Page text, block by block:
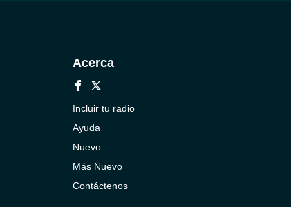
Acerca
Incluir tu radio
Ayuda
Nuevo
Más Nuevo
Contáctenos